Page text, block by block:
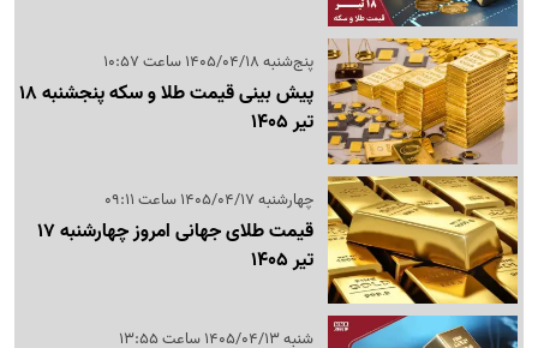
پنج‌شنبه 1405/04/18 ساعت 10:57
پیش بینی قیمت طلا و سکه پنجشنبه 18
تیر 1405
چهارشنبه 1405/04/17 ساعت 09:11
قیمت طلای جهانی امروز چهارشنبه 17
تیر 1405
شنبه 1405/04/13 ساعت 13:55